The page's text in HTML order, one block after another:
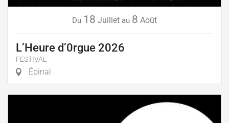
Du 18 Juillet au 8 Août
L’Heure d’0rgue 2026
FESTIVAL
Épinal